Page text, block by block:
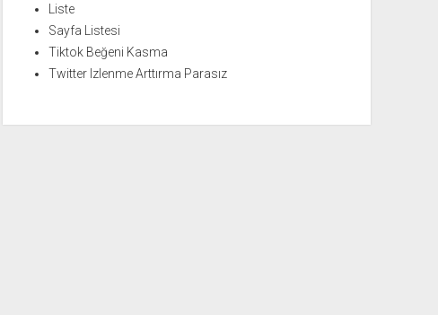
Liste
Sayfa Listesi
Tiktok Beğeni Kasma
Twitter Izlenme Arttırma Parasız